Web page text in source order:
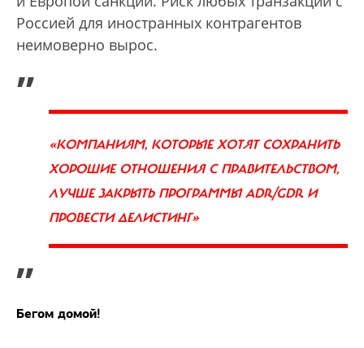
Россией для иностранных контрагентов
неимоверно вырос.
„
«КОМПАНИЯМ, КОТОРЫЕ ХОТЯТ СОХРАНИТЬ
ХОРОШИЕ ОТНОШЕНИЯ С ПРАВИТЕЛЬСТВОМ,
ЛУЧШЕ ЗАКРЫТЬ ПРОГРАММЫ ADR/GDR И
ПРОВЕСТИ ДЕЛИСТИНГ»
”
Бегом домой!